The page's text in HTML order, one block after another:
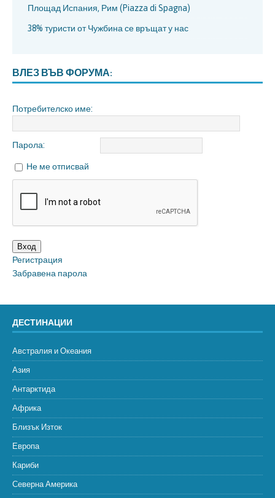
Площад Испания, Рим (Piazza di Spagna)
38% туристи от Чужбина се връщат у нас
ВЛЕЗ ВЪВ ФОРУМА:
Потребителско име:
Парола:
Не ме отписвай
Вход
Регистрация
Забравена парола
ДЕСТИНАЦИИ
Австралия и Океания
Азия
Антарктида
Африка
Близък Изток
Европа
Кариби
Северна Америка